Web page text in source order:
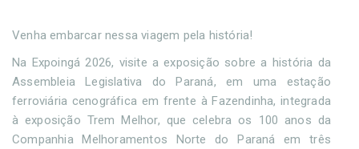
Venha embarcar nessa viagem pela história!
Na Expoingá 2026, visite a exposição sobre a história da
Assembleia Legislativa do Paraná, em uma estação
ferroviária cenográfica em frente à Fazendinha, integrada
à exposição Trem Melhor, que celebra os 100 anos da
Companhia Melhoramentos Norte do Paraná em três